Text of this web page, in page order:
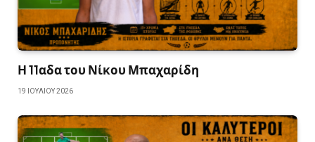
Η 11αδα του Νίκου Μπαχαρίδη
19 ΙΟΥΛΊΟΥ 2026